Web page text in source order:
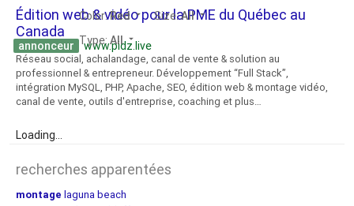
Color:Red arrow_drop_down Size:All arrow_drop_down
Type:All arrow_drop_down
Édition web & vidéo pour la PME du Québec au
Canada
annonceur www.pidz.live
Réseau social, achalandage, canal de vente & solution au
professionnel & entrepreneur. Développement “Full Stack”,
intégration MySQL, PHP, Apache, SEO, édition web & montage vidéo,
canal de vente, outils d'entreprise, coaching et plus…
Loading...
recherches apparentées
montage laguna beach